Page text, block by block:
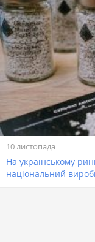
10 листопада
На українському
національний